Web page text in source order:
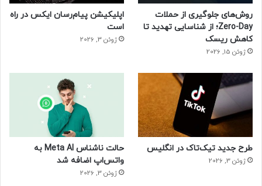
روش‌های جلوگیری از حملات
Zero-Day؛ از شناسایی تهدید تا
کاهش ریسک
ژوئن 15, 2026
اپلیکیشن پیام‌رسان ایکس در راه
است
ژوئن 3, 2026
طرح جدید تیک‌تاک در انگلیس
ژوئن 3, 2026
حالت ناشناس Meta AI به
واتس‌اپ اضافه شد
ژوئن 3, 2026